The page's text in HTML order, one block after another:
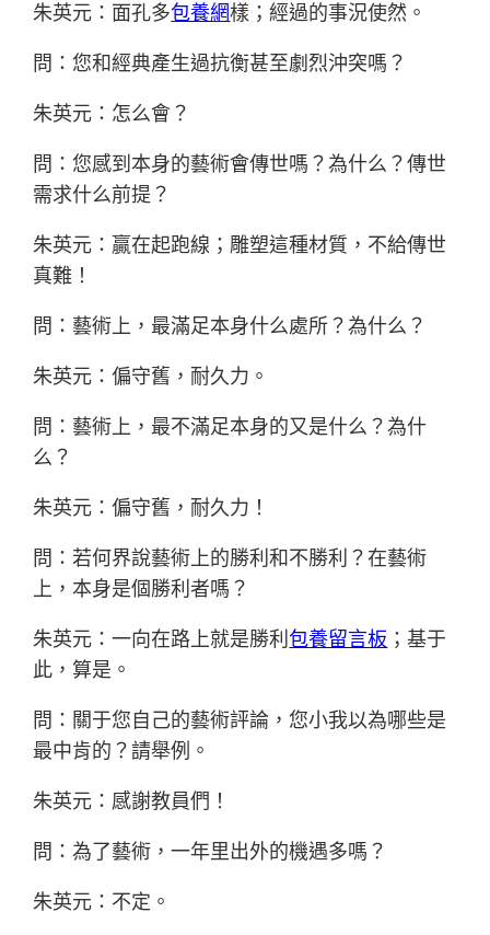
朱英元：面孔多包養網樣；經過的事況使然。
問：您和經典產生過抗衡甚至劇烈沖突嗎？
朱英元：怎么會？
問：您感到本身的藝術會傳世嗎？為什么？傳世
需求什么前提？
朱英元：贏在起跑線；雕塑這種材質，不給傳世
真難！
問：藝術上，最滿足本身什么處所？為什么？
朱英元：偏守舊，耐久力。
問：藝術上，最不滿足本身的又是什么？為什
么？
朱英元：偏守舊，耐久力！
問：若何界說藝術上的勝利和不勝利？在藝術
上，本身是個勝利者嗎？
朱英元：一向在路上就是勝利包養留言板 ；基于
此，算是。
問：關于您自己的藝術評論，您小我以為哪些是
最中肯的？請舉例。
朱英元：感謝教員們！
問：為了藝術，一年里出外的機遇多嗎？
朱英元：不定。